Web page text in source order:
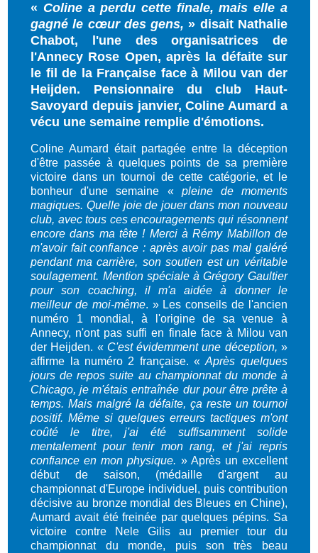
« Coline a perdu cette finale, mais elle a
gagné le cœur des gens, » disait Nathalie
Chabot, l'une des organisatrices de
l'Annecy Rose Open, après la défaite sur
le fil de la Française face à Milou van der
Heijden. Pensionnaire du club Haut-
Savoyard depuis janvier, Coline Aumard a
vécu une semaine remplie d'émotions.
Coline Aumard était partagée entre la déception
d'être passée à quelques points de sa première
victoire dans un tournoi de cette catégorie, et le
bonheur d'une semaine « pleine de moments
magiques. Quelle joie de jouer dans mon nouveau
club, avec tous ces encouragements qui résonnent
encore dans ma tête ! Merci à Rémy Mabillon de
m'avoir fait confiance : après avoir pas mal galéré
pendant ma carrière, son soutien est un véritable
soulagement. Mention spéciale à Grégory Gaultier
pour son coaching, il m'a aidée à donner le
meilleur de moi-même. » Les conseils de l'ancien
numéro 1 mondial, à l'origine de sa venue à
Annecy, n'ont pas suffi en finale face à Milou van
der Heijden. « C'est évidemment une déception, »
affirme la numéro 2 française. «Après quelques
jours de repos suite au championnat du monde à
Chicago, je m'étais entraînée dur pour être prête à
temps. Mais malgré la défaite, ça reste un tournoi
positif. Même si quelques erreurs tactiques m'ont
coûté le titre, j'ai été suffisamment solide
mentalement pour tenir mon rang, et j'ai repris
confiance en mon physique. » Après un excellent
début de saison, (médaille d'argent au
championnat d'Europe individuel, puis contribution
décisive au bronze mondial des Bleues en Chine),
Aumard avait été freinée par quelques pépins. Sa
victoire contre Nele Gilis au premier tour du
championnat du monde, puis son très beau